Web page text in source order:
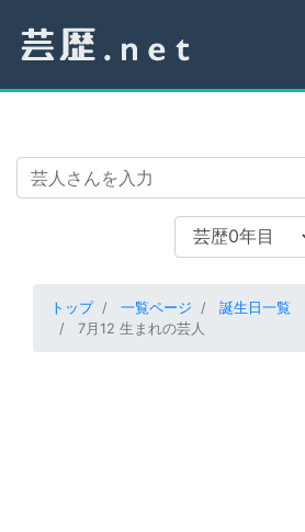
トップ 一覧ページ
誕生日一覧
7月12 生まれの芸人